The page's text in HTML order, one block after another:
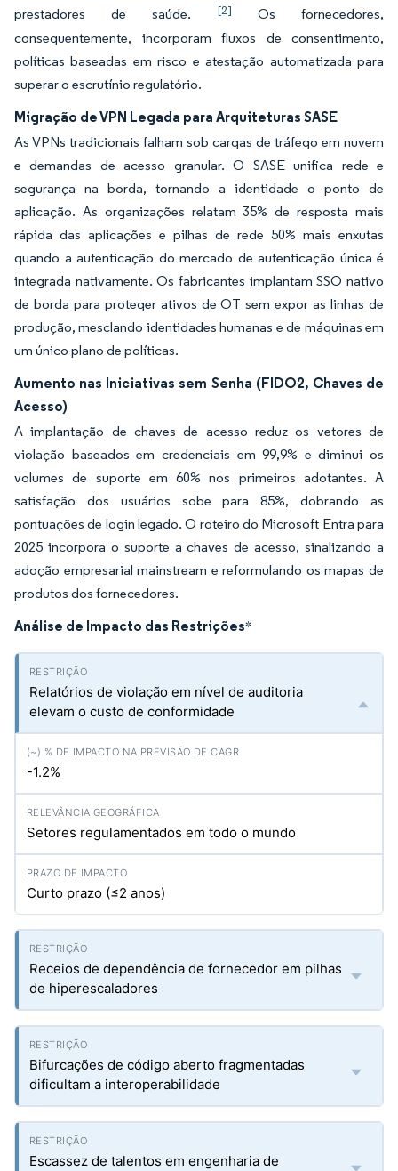
prestadores de saúde. [2] Os fornecedores,
consequentemente, incorporam fluxos de consentimento,
políticas baseadas em risco e atestação automatizada para
superar o escrutínio regulatório.
Migração de VPN Legada para Arquiteturas SASE
As VPNs tradicionais falham sob cargas de tráfego em nuvem
e demandas de acesso granular. O SASE unifica rede e
segurança na borda, tornando a identidade o ponto de
aplicação. As organizações relatam 35% de resposta mais
rápida das aplicações e pilhas de rede 50% mais enxutas
quando a autenticação do mercado de autenticação única é
integrada nativamente. Os fabricantes implantam SSO nativo
de borda para proteger ativos de OT sem expor as linhas de
produção, mesclando identidades humanas e de máquinas em
um único plano de políticas.
Aumento nas Iniciativas sem Senha (FIDO2, Chaves de
Acesso)
A implantação de chaves de acesso reduz os vetores de
violação baseados em credenciais em 99,9% e diminui os
volumes de suporte em 60% nos primeiros adotantes. A
satisfação dos usuários sobe para 85%, dobrando as
pontuações de login legado. O roteiro do Microsoft Entra para
2025 incorpora o suporte a chaves de acesso, sinalizando a
adoção empresarial mainstream e reformulando os mapas de
produtos dos fornecedores.
Análise de Impacto das Restrições*
Relatórios de violação em nível de auditoria
elevam o custo de conformidade
-1.2%
Setores regulamentados em todo o mundo
Curto prazo (≤2 anos)
Receios de dependência de fornecedor em pilhas
de hiperescaladores
Bifurcações de código aberto fragmentadas
dificultam a interoperabilidade
Escassez de talentos em engenharia de